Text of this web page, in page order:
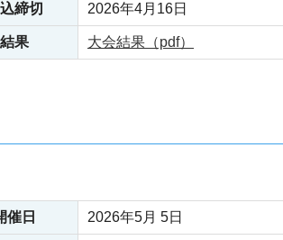
締切 2026年4月16日
結果 大会結果（pdf）
催日 2026年5月 5日